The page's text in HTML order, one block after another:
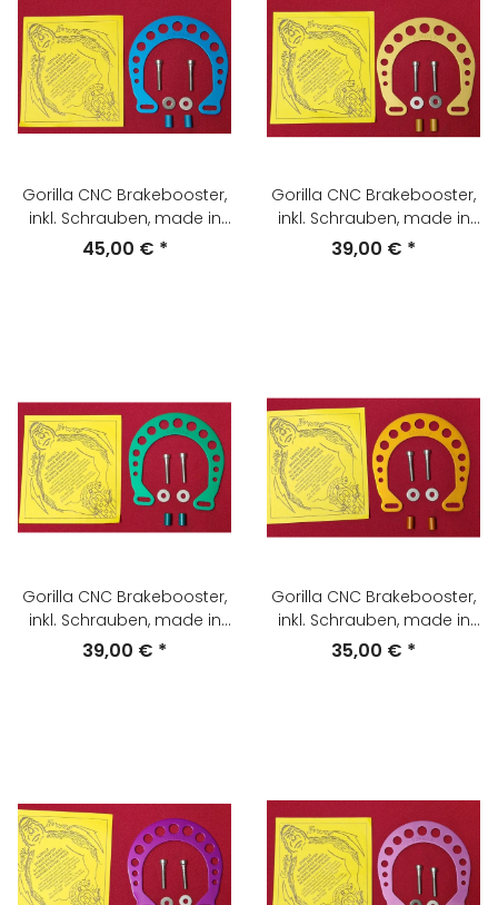
Gorilla CNC Brakebooster,
inkl. Schrauben, made in
USA, blau, NEU
45,00 € *
Gorilla CNC Brakebooster,
inkl. Schrauben, made in
USA, gold, NEU
39,00 € *
Gorilla CNC Brakebooster,
inkl. Schrauben, made in
USA, grün, NEU
39,00 € *
Gorilla CNC Brakebooster,
inkl. Schrauben, made in
USA, orange, NEU
35,00 € *